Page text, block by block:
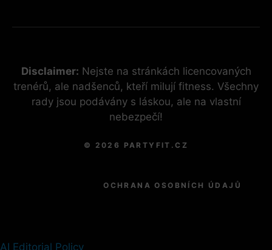
Disclaimer: Nejste na stránkách licencovaných
trenérů, ale nadšenců, kteří milují fitness. Všechny
rady jsou podávány s láskou, ale na vlastní
nebezpečí!
© 2026 PARTYFIT.CZ
OCHRANA OSOBNÍCH ÚDAJŮ
AI Editorial Policy